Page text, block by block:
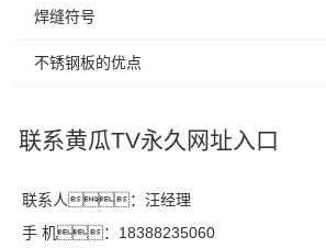
焊缝符号
不锈钢板的优点
联系黄瓜TV永久网址入口
联系人：汪经理
手 机：18388235060